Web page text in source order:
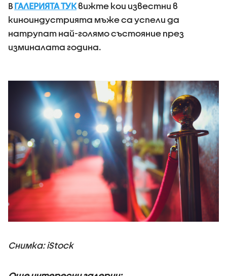
В ГАЛЕРИЯТА ТУКвижте кои известни в
киноиндустрията мъже са успели да
натрупат най-голямо състояние през
изминалата година.
Снимка: iStock